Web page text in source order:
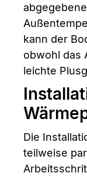
kann der
obwohl das
leichte
Die
teilweise